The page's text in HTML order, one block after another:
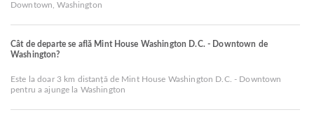
Downtown, Washington
Cât de departe se află Mint House Washington D.C. - Downtown de
Washington?
Este la doar 3 km distanță de Mint House Washington D.C. - Downtown
pentru a ajunge la Washington